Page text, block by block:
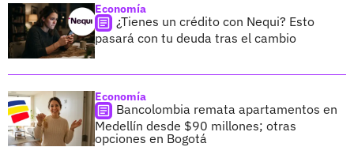
Economía
¿Tienes un crédito con Nequi? Esto
pasará con tu deuda tras el cambio
Economía
Bancolombia remata apartamentos en
Medellín desde $90 millones; otras
opciones en Bogotá